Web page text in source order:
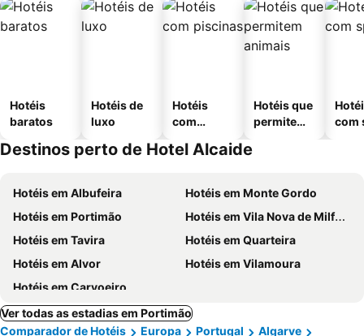
Hotéis
baratos
Hotéis de
luxo
Hotéis
com
Hotéis que
permitem
com
Destinos perto de Hotel Alcaide
Hotéis em Albufeira
Hotéis em Monte Gordo
Hotéis em Portimão
Hotéis em Vila Nova de Milfontes
Hotéis em Tavira
Hotéis em Quarteira
Hotéis em Alvor
Hotéis em Vilamoura
Hotéis em Carvoeiro
Ver todas as estadias em Portimão
Comparador de Hotéis
Europa Portugal
Algarve